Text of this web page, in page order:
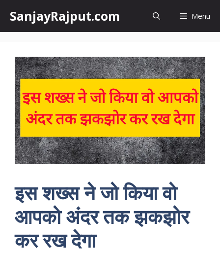
content
SanjayRajput.com Menu
इस शख्स ने जो किया वो
आपको अंदर तक झकझोर
कर रख देगा